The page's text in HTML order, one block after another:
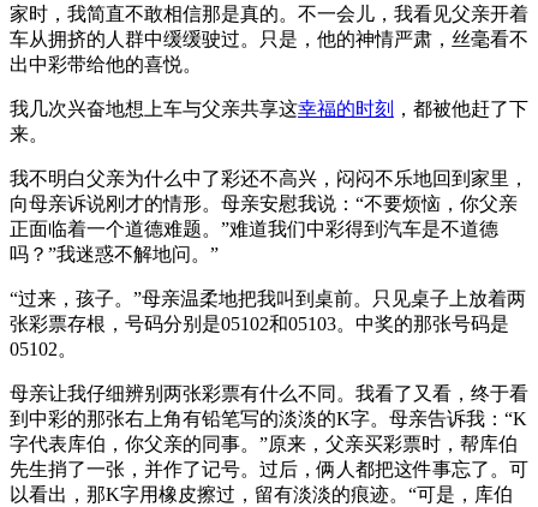
家时，我简直不敢相信那是真的。不一会儿，我看见父亲开着
车从拥挤的人群中缓缓驶过。只是，他的神情严肃，丝毫看不
出中彩带给他的喜悦。
我几次兴奋地想上车与父亲共享这幸福的时刻
，都被他赶了下
来。
我不明白父亲为什么中了彩还不高兴，闷闷不乐地回到家里，
向母亲诉说刚才的情形。母亲安慰我说：“不要烦恼，你父亲
正面临着一个道德难题。”难道我们中彩得到汽车是不道德
吗？”我迷惑不解地问。”
“过来，孩子。”母亲温柔地把我叫到桌前。只见桌子上放着两
张彩票存根，号码分别是05102和05103。中奖的那张号码是
05102。
母亲让我仔细辨别两张彩票有什么不同。我看了又看，终于看
到中彩的那张右上角有铅笔写的淡淡的K字。母亲告诉我：“K
字代表库伯，你父亲的同事。”原来，父亲买彩票时，帮库伯
先生捎了一张，并作了记号。过后，俩人都把这件事忘了。可
以看出，那K字用橡皮擦过，留有淡淡的痕迹。“可是，库伯